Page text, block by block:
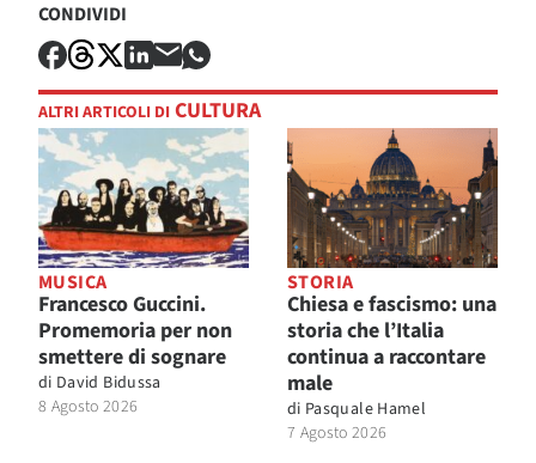
CONDIVIDI
ALTRI ARTICOLI DI CULTURA
MUSICA
Francesco Guccini.
Promemoria per non
smettere di sognare
di David Bidussa
8 Agosto 2026
STORIA
Chiesa e fascismo: una
storia che l’Italia
continua a raccontare
male
di Pasquale Hamel
7 Agosto 2026